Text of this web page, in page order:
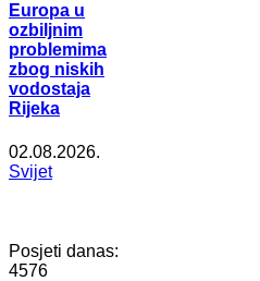
Europa u
ozbiljnim
problemima
zbog niskih
vodostaja
Rijeka
02.08.2026.
Svijet
Posjeti danas:
4576